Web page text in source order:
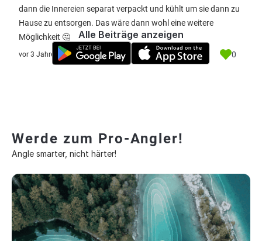
dann die Innereien separat verpackt und kühlt um sie dann zu
Hause zu entsorgen. Das wäre dann wohl eine weitere
Möglichkeit 🤔
vor 3 Jahre 0
Alle Beiträge anzeigen
Werde zum Pro-Angler!
Angle smarter, nicht härter!